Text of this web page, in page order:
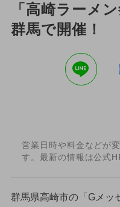
「高崎ラーメ
群馬で開催！
営業日時や料金などが
す。最新の情報は公式
群馬県高崎市の「Gメッ